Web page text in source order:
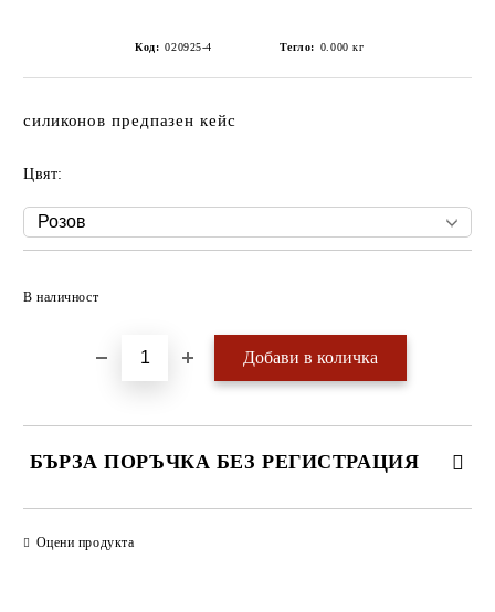
Код: 020925-4 Тегло: 0.000 кг
силиконов предпазен кейс
Цвят:
В наличност
БЪРЗА ПОРЪЧКА БЕЗ РЕГИСТРАЦИЯ
Оцени продукта